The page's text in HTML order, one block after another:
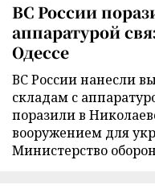
ВС России
аппаратурой
Одессе
ВС России нанесли
складам с
поразили в
вооружением для
Министерство